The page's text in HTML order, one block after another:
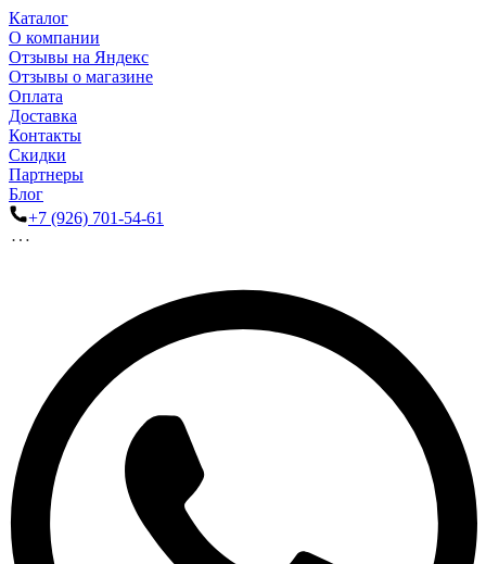
Каталог
О компании
Отзывы на Яндекс
Отзывы о магазине
Оплата
Доставка
Контакты
Скидки
Партнеры
Блог
+7 (926) 701-54-61